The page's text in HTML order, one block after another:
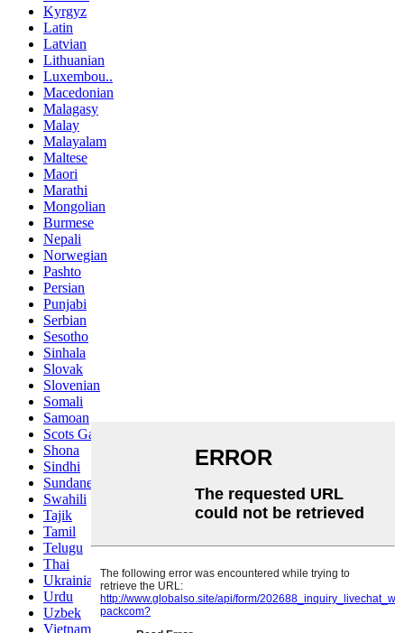
Kyrgyz
Latin
Latvian
Lithuanian
Luxembou..
Macedonian
Malagasy
Malay
Malayalam
Maltese
Maori
Marathi
Mongolian
Burmese
Nepali
Norwegian
Pashto
Persian
Punjabi
Serbian
Sesotho
Sinhala
Slovak
Slovenian
Somali
Samoan
Scots Gaelic
Shona
Sindhi
Sundanese
Swahili
Tajik
Tamil
Telugu
Thai
Ukrainian
Urdu
Uzbek
Vietnamese